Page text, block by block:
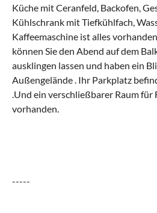
Küche mit Ceranfeld, Backofen,
Kühlschrank mit Tiefkühlfach,
Kaffeemaschine ist alles
können Sie den Abend auf dem
ausklingen lassen und haben ein
Außengelände . Ihr Parkplatz
.Und ein verschließbarer Raum für
vorhanden.
-----